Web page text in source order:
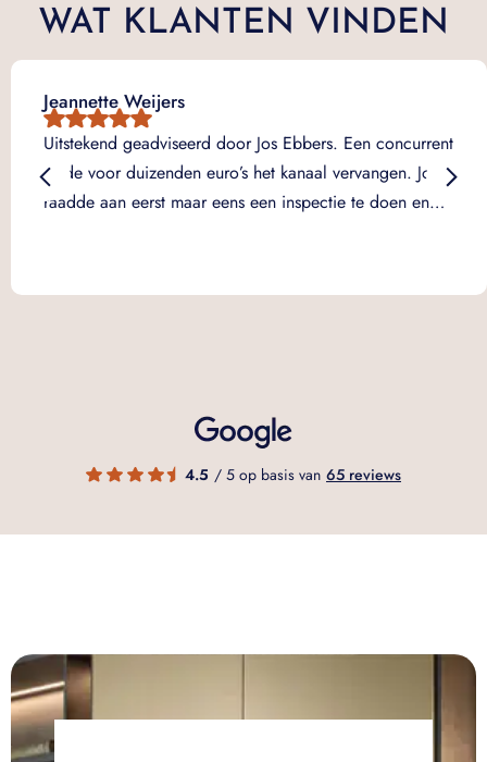
WAT KLANTEN VINDEN
Jeannette Weijers
Uitstekend geadviseerd door Jos Ebbers. Een concurrent
wilde voor duizenden euro’s het kanaal vervangen. Jos
raadde aan eerst maar eens een inspectie te doen en…
4.5 / 5 op basis van 65 reviews